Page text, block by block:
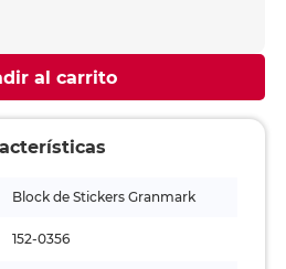
al carrito
Block de Stickers Granmark
152-0356